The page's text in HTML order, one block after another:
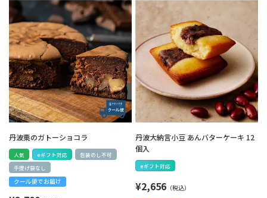
丹波栗のガトーショコラ
人気 eギフト対応
包装のし不可
手提げ袋なし
クール便でお届け
丹波大納言小豆 あんバターケーキ 12
個入
eギフト対応
¥2,656